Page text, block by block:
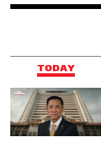
TODAY